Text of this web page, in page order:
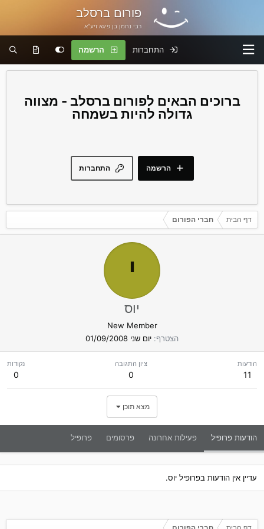
פורום ברסלב
רבי נחמן בן פיגא זיע"א
התחברות הרשמה
פורום ברסלב - מצווה
גדולה להיות בשמחה
התחברות הרשמה
דף הבית חברי הפורום
י
יוס
New Member
הצטרף יום שני 01/09/2008
הודעות
11
ציון התגובה
0
נקודות
0
מצא תוכן
הודעות פרופיל פעילות אחרונה פרסומים פרופיל
עדיין אין הודעות בפרופיל יוס.